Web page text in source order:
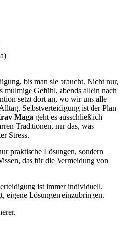
bis man sie braucht. Nicht nur,
mulmige Gefühl, abends allein nach
setzt dort an, wo wir uns alle
Selbstverteidigung ist der Plan
Maga geht es ausschließlich
Traditionen, nur das, was
Stress.
praktische Lösungen, sondern
das für die Vermeidung von
ist immer individuell.
eigene Lösungen einzubringen.